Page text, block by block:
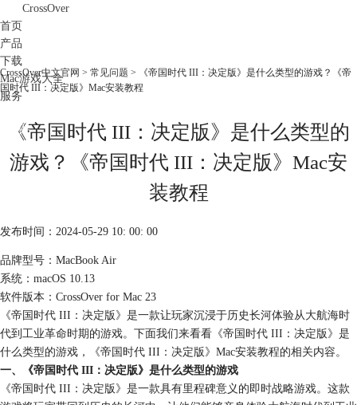
CrossOver
首页
产品
下载
Mac游戏大全
服务
购买
CrossOver中文官网 > 常见问题 > 《帝国时代 III：决定版》是什么类型的游戏？《帝
国时代 III：决定版》Mac安装教程
《帝国时代 III：决定版》是什么类型的
游戏？《帝国时代 III：决定版》Mac安
装教程
发布时间：2024-05-29 10: 00: 00
品牌型号：MacBook Air
系统：macOS 10.13
软件版本：CrossOver for Mac 23
《帝国时代 III：决定版》是一款让玩家沉浸于历史长河体验从大航海时
代到工业革命时期的游戏。下面我们来看看《帝国时代 III：决定版》是
什么类型的游戏，《帝国时代 III：决定版》Mac安装教程的相关内容。
一、《帝国时代 III：决定版》是什么类型的游戏
《帝国时代 III：决定版》是一款具有里程碑意义的即时战略游戏。这款